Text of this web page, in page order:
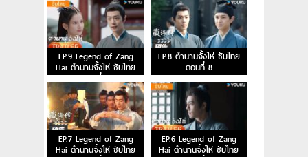
EP.9 Legend of Zang
Hai ตำนานจั้งไห่ ซับไทย
ตอนที่ 9
EP.8 ตำนานจั้งไห่ ซับไทย
ตอนที่ 8
EP.7 Legend of Zang
Hai ตำนานจั้งไห่ ซับไทย
EP.6 Legend of Zang
Hai ตำนานจั้งไห่ ซับไทย